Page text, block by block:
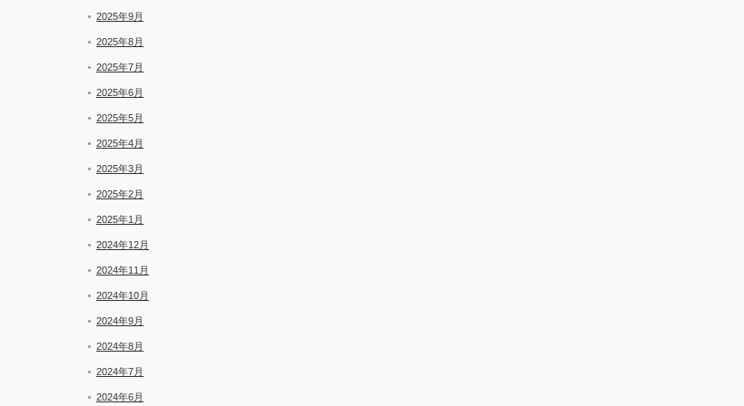
2025年9月
2025年8月
2025年7月
2025年6月
2025年5月
2025年4月
2025年3月
2025年2月
2025年1月
2024年12月
2024年11月
2024年10月
2024年9月
2024年8月
2024年7月
2024年6月